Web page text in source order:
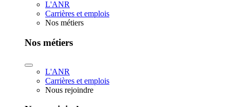
L'ANR
Carrières et emplois
Nos métiers
Nos métiers
L'ANR
Carrières et emplois
Nous rejoindre